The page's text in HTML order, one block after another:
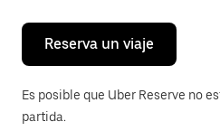
calendario.
Reserva un viaje
Es posible que Uber Reserve no
partida.